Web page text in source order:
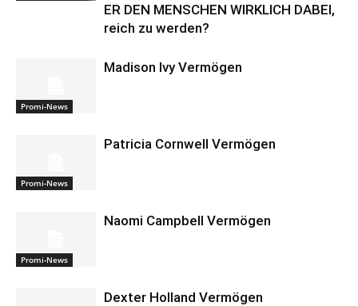
ER DEN MENSCHEN WIRKLICH DABEI,
reich zu werden?
Promi-News
Madison Ivy Vermögen
Promi-News
Patricia Cornwell Vermögen
Promi-News
Naomi Campbell Vermögen
Dexter Holland Vermögen